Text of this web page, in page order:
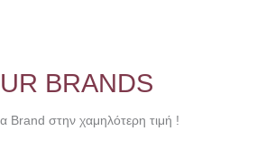
BRANDS
Brand στην χαμηλότερη τιμή !